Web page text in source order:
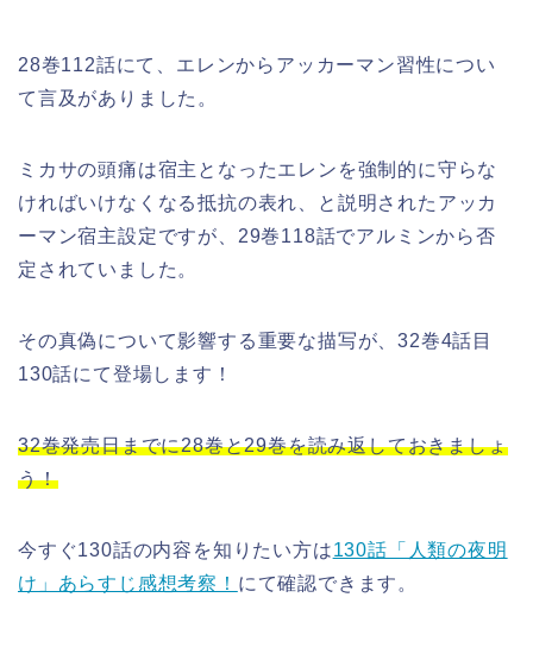
28巻112話にて、エレンからアッカーマン習性につい
て言及がありました。
ミカサの頭痛は宿主となったエレンを強制的に守らな
ければいけなくなる抵抗の表れ、と説明されたアッカ
ーマン宿主設定ですが、29巻118話でアルミンから否
定されていました。
その真偽について影響する重要な描写が、32巻4話目
130話にて登場します！
32巻発売日までに28巻と29巻を読み返しておきましょ
う！
今すぐ130話の内容を知りたい方は130話「人類の夜明
け」あらすじ感想考察！ にて確認できます。